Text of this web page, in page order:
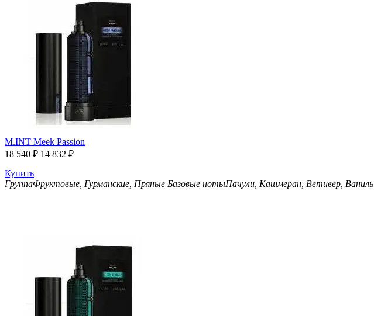
M.INT Meek Passion
18 540 ₽ 14 832 ₽
Купить
ГруппаФруктовые, Гурманские, Пряные Базовые нотыПачули, Кашмеран, Ветивер, Ваниль